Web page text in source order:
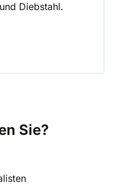
Diebstahl.
Sie?